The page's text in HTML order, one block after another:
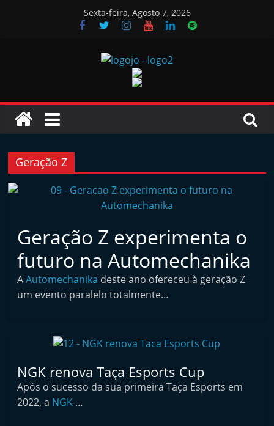
Sexta-feira, Agosto 7, 2026
Jornal
das
o
n
a
l
i
n
p
e
n
Geração Z
Geração Z experimenta o
futuro na Automechanika
AAutomechanika deste ano ofereceu à geração Z
um evento paralelo totalmente…
NGK renova Taça Esports Cup
Após o sucesso da sua primeira Taça Esports em
2022, a NGK …